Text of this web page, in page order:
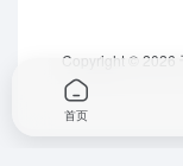
Copyright © 2026
首页